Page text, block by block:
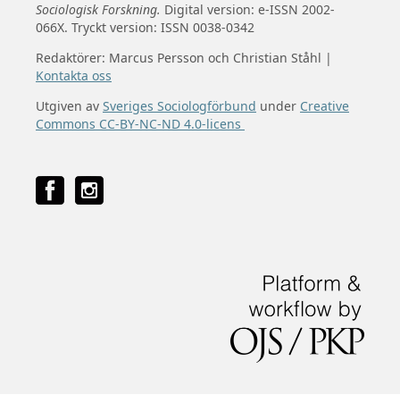
Sociologisk Forskning. Digital version: e-ISSN 2002-
066X. Tryckt version: ISSN 0038-0342
Redaktörer: Marcus Persson och Christian Ståhl |
Kontakta oss
Utgiven av Sveriges Sociologförbund under Creative
Commons CC-BY-NC-ND 4.0-licens